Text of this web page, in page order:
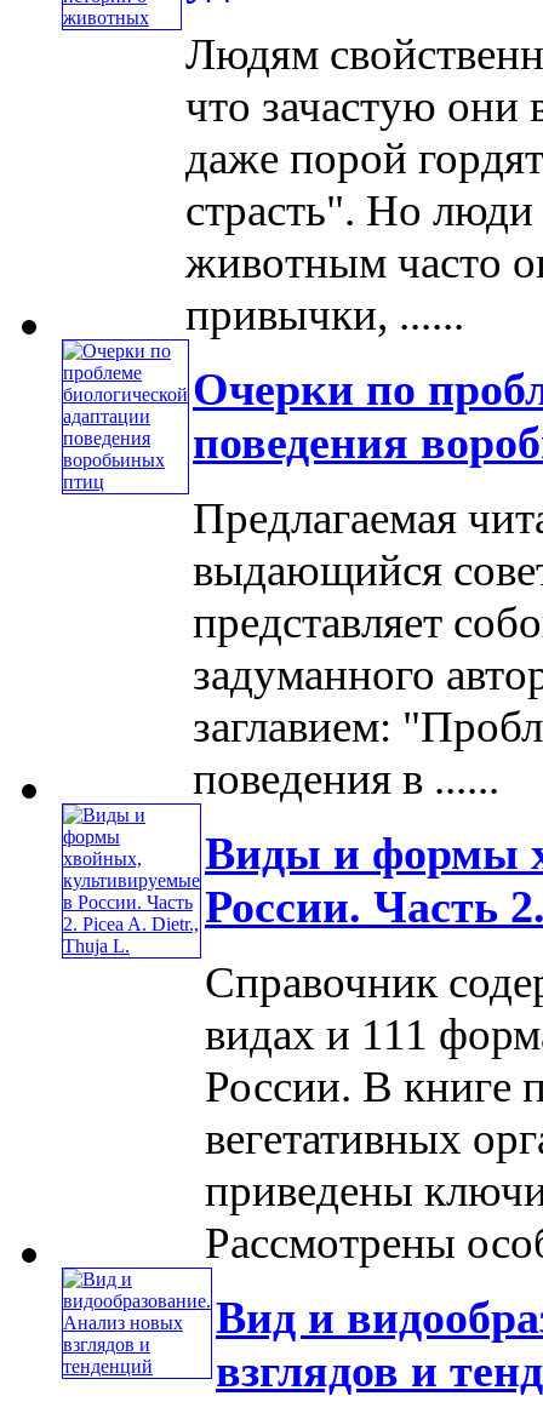
Людям
что зачастую они
даже порой
страсть". Но люди
животным часто
привычки, ......
Очерки по
поведения
Предлагаемая
выдающийся
представляет
задуманного
заглавием:
поведения в ......
Виды и формы
России. Часть
Справочник
видах и 111
России. В книге
вегетативных
приведены
Рассмотрены
Вид и
взглядов и